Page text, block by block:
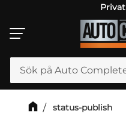
Meny
Privat
status-publish